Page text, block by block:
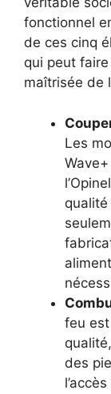
fonctionnel
de ces cinq
qui peut
maîtrisée de
Les
feu
des